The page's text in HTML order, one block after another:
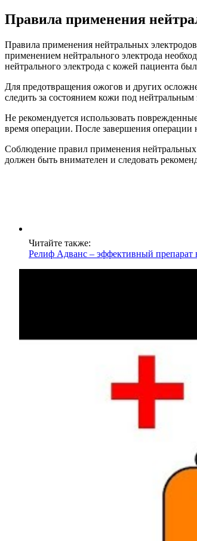
Правила применения
Правила применения нейтральных
применением нейтрального электрода
нейтрального электрода с кожей пациента
Для предотвращения ожогов и других
следить за состоянием кожи под
Не рекомендуется использовать
время операции. После завершения операции
Соблюдение правил применения нейтральных
должен быть внимателен и следовать
Читайте также:
Релиф Адванс – эффективный препарат